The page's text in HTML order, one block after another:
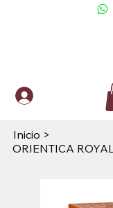
Inicio >